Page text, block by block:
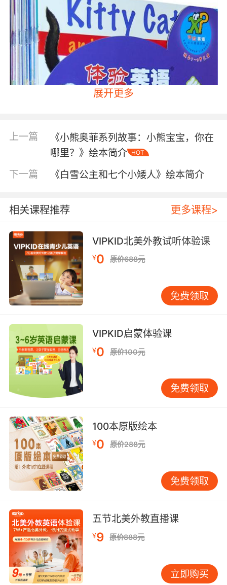
内容简介
在外语教学中，经常要面对这样一个问题：同一
年级的学生在语言能力、学习兴趣和要求等方面
各不相同，那么，到哪里能找到一套丰富的阅读
资源让所有的学生都能获益呢？让爱读书的孩子
有更多的收获，尽情享受英语阅读的乐趣，让原
来不爱阅读的孩子喜欢上英语阅读，通过读故
事、读短剧、读科普文章培养自己的认知能力和
阅读能力，养成良好的阅读和学习习惯。本书包
含15个循序渐进的级别，使用不同年龄和年级的
学生。第1级，适用于6—8岁儿童。
第2级，适合7-9岁儿童。 第3级，适合8-10岁儿
童。
每个级别都附带一张光盘，让孩子听到地道的美
国英语。 体验英语少儿阅读文库结构
3-6岁阅读
预备级（分SETA、SETB，各3级，共6套）
内容生动有趣，配以活泼的画面，配套光盘内容
包括标准英语朗读、英文儿歌及英文绕口令。6-
16岁阅读（分A、B、C、D四类）
展开更多
上一篇
《小熊奥菲系列故事：小熊宝宝，你在
哪里？》绘本简介
HOT
下一篇 《白雪公主和七个小矮人》绘本简介
相关课程推荐 更多课程>
VIPKID北美外教试听体验课
¥0 原价688元
免费领取
VIPKID启蒙体验课
¥0 原价100元
免费领取
100本原版绘本
¥0 原价288元
免费领取
五节北美外教直播课
¥9 原价888元
立即购买